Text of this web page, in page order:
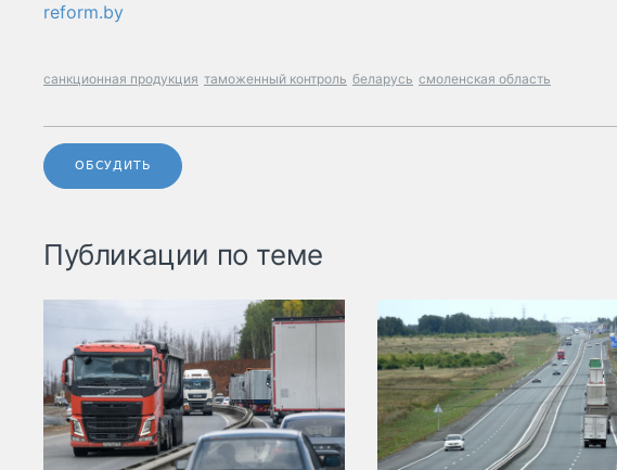
reform.by
санкционная продукция таможенный контроль беларусь смоленская область
ОБСУДИТЬ
Публикации по теме